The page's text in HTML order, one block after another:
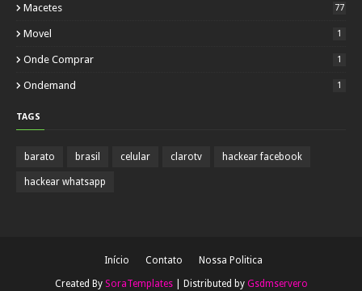
Macetes 77
Movel 1
Onde Comprar 1
Ondemand 1
TAGS
barato brasil celular clarotv hackear facebook
hackear whatsapp
Início Contato Nossa Politica
Created By SoraTemplates| Distributed by Gsdmservero